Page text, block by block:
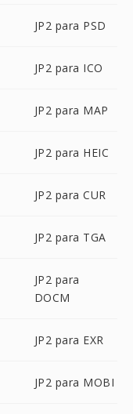
JP2 para PSD
JP2 para ICO
JP2 para MAP
JP2 para HEIC
JP2 para CUR
JP2 para TGA
JP2 para
DOCM
JP2 para EXR
JP2 para MOBI